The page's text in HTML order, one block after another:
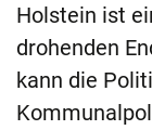
Holstein ist
drohenden
kann die